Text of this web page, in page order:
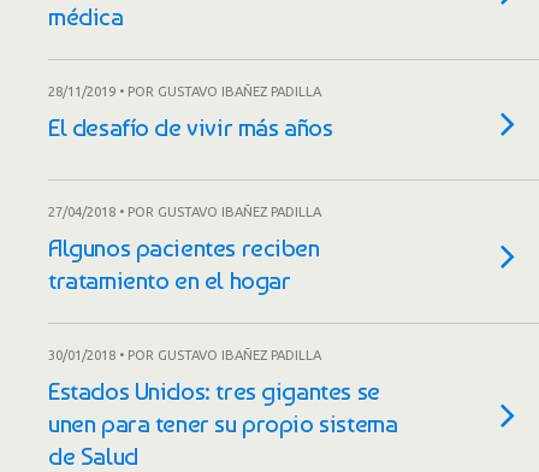
médica
28/11/2019 • POR GUSTAVO IBAÑEZ PADILLA
El desafío de vivir más años
27/04/2018 • POR GUSTAVO IBAÑEZ PADILLA
Algunos pacientes reciben
tratamiento en el hogar
30/01/2018 • POR GUSTAVO IBAÑEZ PADILLA
Estados Unidos: tres gigantes se
unen para tener su propio sistema
de Salud